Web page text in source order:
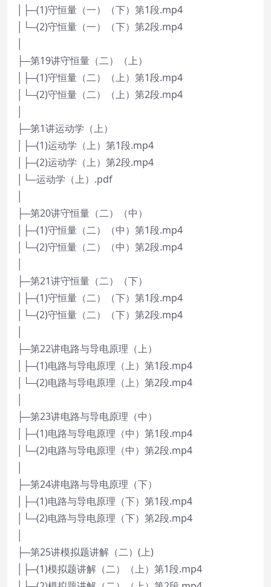
│├─(1)守恒量（一）（下）第1段.mp4
│└─(2)守恒量（一）（下）第2段.mp4
├─第19讲守恒量（二）（上）
│├─(1)守恒量（二）（上）第1段.mp4
│└─(2)守恒量（二）（上）第2段.mp4
├─第1讲运动学（上）
│├─(1)运动学（上）第1段.mp4
│├─(2)运动学（上）第2段.mp4
│└─运动学（上）.pdf
├─第20讲守恒量（二）（中）
│├─(1)守恒量（二）（中）第1段.mp4
│└─(2)守恒量（二）（中）第2段.mp4
├─第21讲守恒量（二）（下）
│├─(1)守恒量（二）（下）第1段.mp4
│└─(2)守恒量（二）（下）第2段.mp4
├─第22讲电路与导电原理（上）
│├─(1)电路与导电原理（上）第1段.mp4
│└─(2)电路与导电原理（上）第2段.mp4
├─第23讲电路与导电原理（中）
│├─(1)电路与导电原理（中）第1段.mp4
│└─(2)电路与导电原理（中）第2段.mp4
├─第24讲电路与导电原理（下）
│├─(1)电路与导电原理（下）第1段.mp4
│└─(2)电路与导电原理（下）第2段.mp4
├─第25讲模拟题讲解（二）(上)
│├─(1)模拟题讲解（二）（上）第1段.mp4